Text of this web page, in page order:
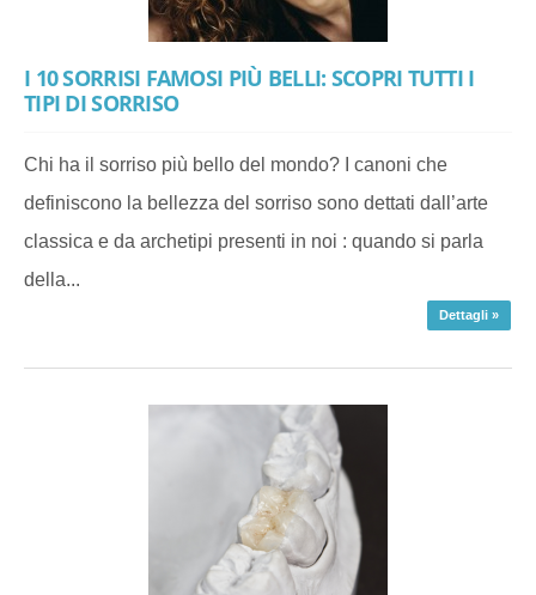
I 10 SORRISI FAMOSI PIÙ BELLI: SCOPRI TUTTI I
TIPI DI SORRISO
Chi ha il sorriso più bello del mondo? I canoni che
definiscono la bellezza del sorriso sono dettati dall’arte
classica e da archetipi presenti in noi : quando si parla
della...
Dettagli »